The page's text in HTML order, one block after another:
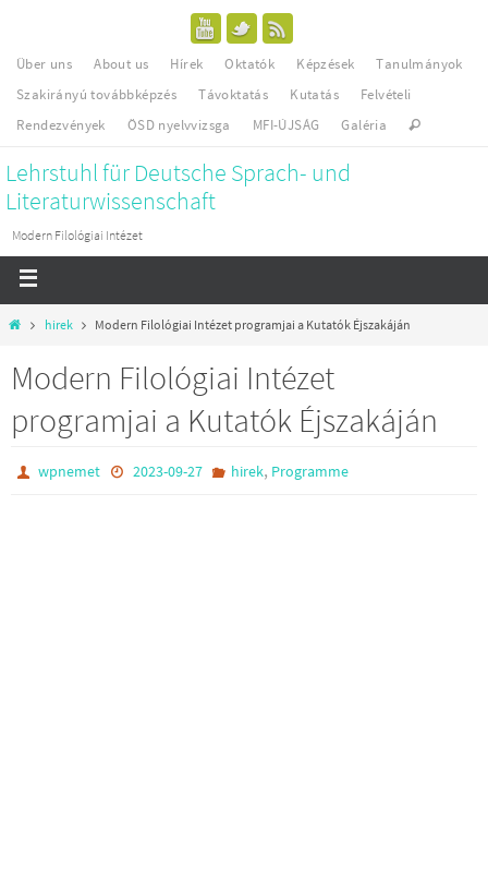
Über uns About us Hírek Oktatók Képzések
Tanulmányok
Szakirányú továbbképzés
Távoktatás Kutatás
Felvételi
Rendezvények
ÖSD nyelvvizsga MFI-ÚJSÁG Galéria
Lehrstuhl für Deutsche Sprach- und
Literaturwissenschaft
Modern Filológiai Intézet
hirek Modern Filológiai Intézet programjai a Kutatók Éjszakáján
Modern Filológiai Intézet
programjai a Kutatók Éjszakáján
wpnemet 2023-09-27 hirek, Programme